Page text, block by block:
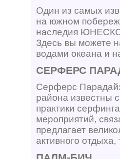
Один из самых
на южном
наследия ЮНЕСКО
Здесь вы можете
водами океана и
СЕРФЕРС
Серферс
района известны
практики
мероприятий,
предлагает
активного отдыха,